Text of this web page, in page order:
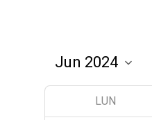
LUN